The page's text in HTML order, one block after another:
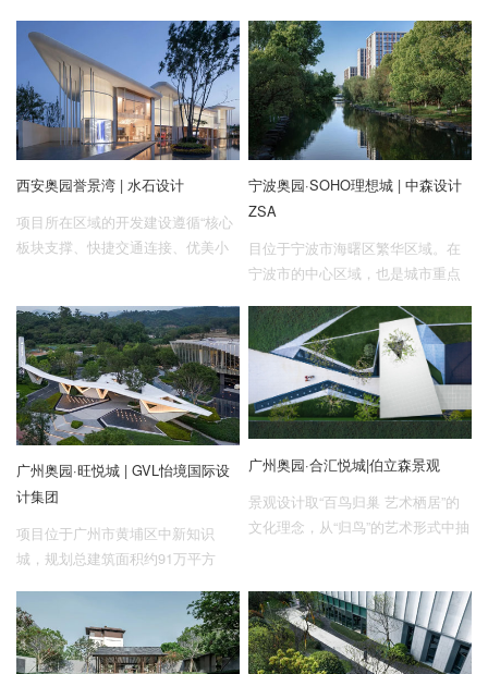
望结合华南区气候特征，打造自然
森系体验场所，营造内向型的空
间，焕新老城区的城市界面。
化”战略发展的重要区域。项目基地
所在规划区域定位为田园生态居住
区及都市休闲居住区，既是产业新
城的居住配套，同时也承接了大都
市主城区内追求“田园住区，院落生
活”情节的新居民。
西安奥园誉景湾 | 水石设计
项目所在区域的开发建设遵循“核心
板块支撑、快捷交通连接、优美小
雅的生活美学作为新社区建设的重
要任务。
宁波奥园·SOHO理想城 | 中森设计
ZSA
目位于宁波市海曙区繁华区域。在
宁波市的中心区域，也是城市重点
广州奥园·旺悦城 | GVL怡境国际设
计集团
项目位于广州市黄埔区中新知识
城，规划总建筑面积约91万平方
组成，属中新广州知识城科教创新
区。
广州奥园·合汇悦城|伯立森景观
景观设计取“百鸟归巢 艺术栖居”的
文化理念，从“归鸟”的艺术形式中抽
浓的故乡归家之旅。